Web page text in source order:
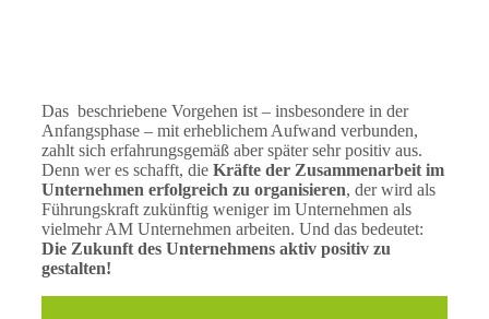
Das beschriebene Vorgehen ist – insbesondere in der
Anfangsphase – mit erheblichem Aufwand verbunden,
zahlt sich erfahrungsgemäß aber später sehr positiv aus.
Denn wer es schafft, die Kräfte der Zusammenarbeit im
Unternehmen erfolgreich zu organisieren, der wird als
Führungskraft zukünftig weniger im Unternehmen als
vielmehr AM Unternehmen arbeiten. Und das bedeutet:
Die Zukunft des Unternehmens aktiv positiv zu
gestalten!